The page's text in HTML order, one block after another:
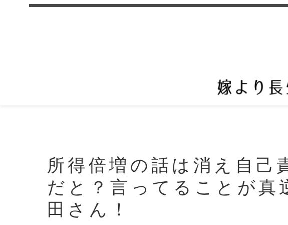
所得倍増の話は消え自己
だと？言ってることが真
田さん！